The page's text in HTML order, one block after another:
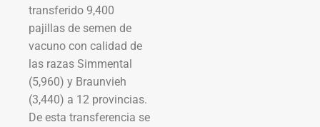
transferido 9,400
pajillas de semen de
vacuno con calidad de
las razas Simmental
(5,960) y Braunvieh
(3,440) a 12 provincias.
De esta transferencia se